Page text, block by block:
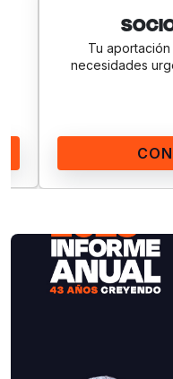
atender las
comunidades.